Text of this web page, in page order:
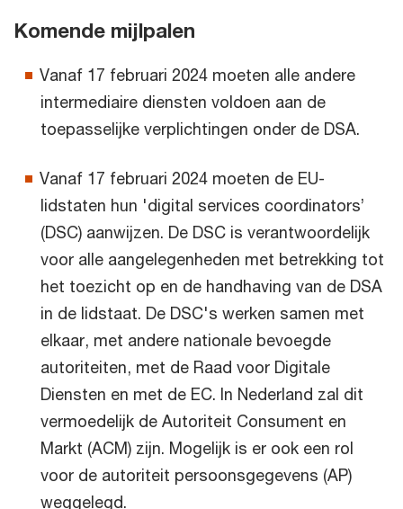
Komende mijlpalen
Vanaf 17 februari 2024 moeten alle andere
intermediaire diensten voldoen aan de
toepasselijke verplichtingen onder de DSA.
Vanaf 17 februari 2024 moeten de EU-
lidstaten hun 'digital services coordinators’
(DSC) aanwijzen. De DSC is verantwoordelijk
voor alle aangelegenheden met betrekking tot
het toezicht op en de handhaving van de DSA
in de lidstaat. De DSC's werken samen met
elkaar, met andere nationale bevoegde
autoriteiten, met de Raad voor Digitale
Diensten en met de EC. In Nederland zal dit
vermoedelijk de Autoriteit Consument en
Markt (ACM) zijn. Mogelijk is er ook een rol
voor de autoriteit persoonsgegevens (AP)
weggelegd.